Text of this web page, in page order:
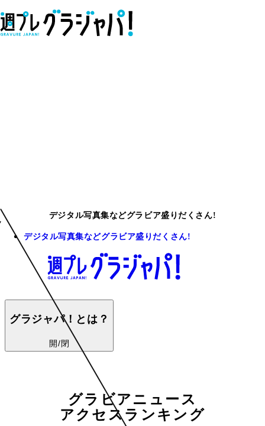
デジタル写真集などグラビア盛りだくさん!
デジタル写真集などグラビア盛りだくさん!
グラジャパ！とは？
開/閉
グラビアニュース
アクセスランキング